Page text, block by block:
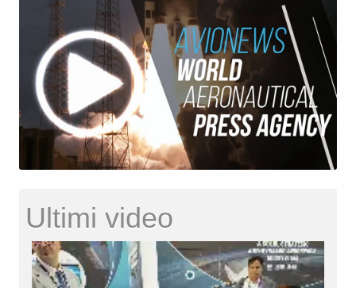
Ultimi video